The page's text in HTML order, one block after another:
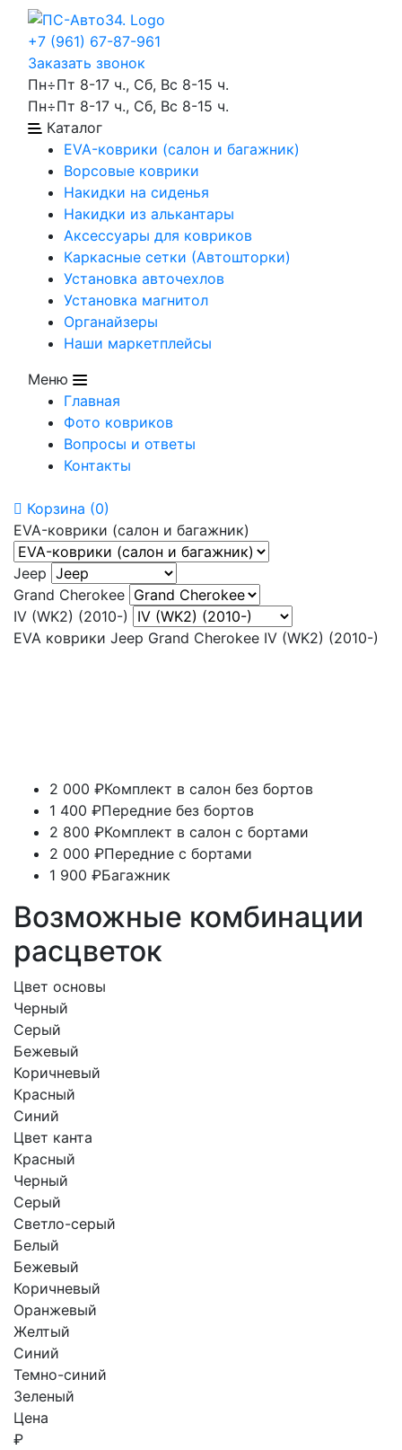
+7 (961) 67-87-961
Заказать звонок
Пн÷Пт 8-17 ч., Сб, Вс 8-15 ч.
Пн÷Пт 8-17 ч., Сб, Вс 8-15 ч.
Каталог
EVA-коврики (салон и багажник)
Ворсовые коврики
Накидки на сиденья
Накидки из алькантары
Аксессуары для ковриков
Каркасные сетки (Автошторки)
Установка авточехлов
Установка магнитол
Органайзеры
Наши маркетплейсы
Меню
Главная
Фото ковриков
Вопросы и ответы
Контакты
Корзина (0)
EVA-коврики (салон и багажник)
Jeep
Grand Cherokee
IV (WK2) (2010-)
EVA коврики Jeep Grand Cherokee IV (WK2) (2010-)
2 000 ₽Комплект в салон без бортов
1 400 ₽Передние без бортов
2 800 ₽Комплект в салон с бортами
2 000 ₽Передние с бортами
1 900 ₽Багажник
Возможные комбинации
расцветок
Цвет основы
Черный
Серый
Бежевый
Коричневый
Красный
Синий
Цвет канта
Красный
Черный
Серый
Светло-серый
Белый
Бежевый
Коричневый
Оранжевый
Желтый
Синий
Темно-синий
Зеленый
Цена
₽